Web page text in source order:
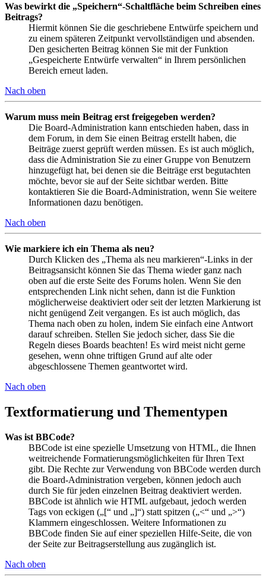
Was bewirkt die „Speichern“-Schaltfläche beim Schreiben eines
Beitrags?
Hiermit können Sie die geschriebene Entwürfe speichern und
zu einem späteren Zeitpunkt vervollständigen und absenden.
Den gesicherten Beitrag können Sie mit der Funktion
„Gespeicherte Entwürfe verwalten“ in Ihrem persönlichen
Bereich erneut laden.
Nach oben
Warum muss mein Beitrag erst freigegeben werden?
Die Board-Administration kann entschieden haben, dass in
dem Forum, in dem Sie einen Beitrag erstellt haben, die
Beiträge zuerst geprüft werden müssen. Es ist auch möglich,
dass die Administration Sie zu einer Gruppe von Benutzern
hinzugefügt hat, bei denen sie die Beiträge erst begutachten
möchte, bevor sie auf der Seite sichtbar werden. Bitte
kontaktieren Sie die Board-Administration, wenn Sie weitere
Informationen dazu benötigen.
Nach oben
Wie markiere ich ein Thema als neu?
Durch Klicken des „Thema als neu markieren“-Links in der
Beitragsansicht können Sie das Thema wieder ganz nach
oben auf die erste Seite des Forums holen. Wenn Sie den
entsprechenden Link nicht sehen, dann ist die Funktion
möglicherweise deaktiviert oder seit der letzten Markierung ist
nicht genügend Zeit vergangen. Es ist auch möglich, das
Thema nach oben zu holen, indem Sie einfach eine Antwort
darauf schreiben. Stellen Sie jedoch sicher, dass Sie die
Regeln dieses Boards beachten! Es wird meist nicht gerne
gesehen, wenn ohne triftigen Grund auf alte oder
abgeschlossene Themen geantwortet wird.
Nach oben
Textformatierung und Thementypen
Was ist BBCode?
BBCode ist eine spezielle Umsetzung von HTML, die Ihnen
weitreichende Formatierungsmöglichkeiten für Ihren Text
gibt. Die Rechte zur Verwendung von BBCode werden durch
die Board-Administration vergeben, können jedoch auch
durch Sie für jeden einzelnen Beitrag deaktiviert werden.
BBCode ist ähnlich wie HTML aufgebaut, jedoch werden
Tags von eckigen („[“ und „]“) statt spitzen („<“ und „>“)
Klammern eingeschlossen. Weitere Informationen zu
BBCode finden Sie auf einer speziellen Hilfe-Seite, die von
der Seite zur Beitragserstellung aus zugänglich ist.
Nach oben